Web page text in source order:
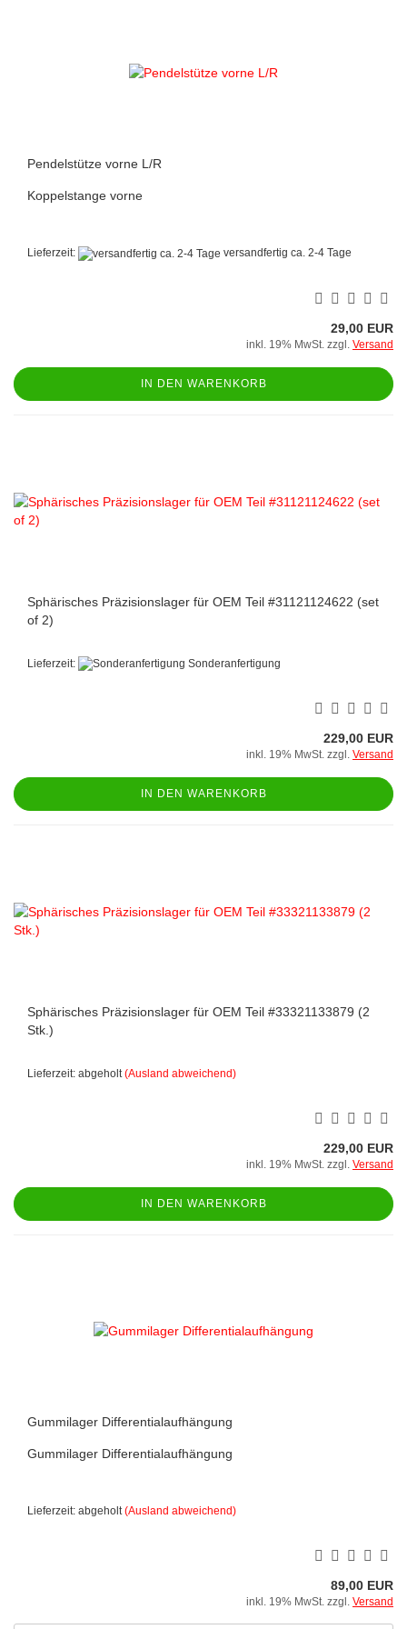
Pendelstütze vorne L/R
Koppelstange vorne
Lieferzeit: versandfertig ca. 2-4 Tage
29,00 EUR
inkl. 19% MwSt. zzgl. Versand
IN DEN WARENKORB
Sphärisches Präzisionslager für OEM Teil #31121124622 (set
of 2)
Lieferzeit: Sonderanfertigung
229,00 EUR
inkl. 19% MwSt. zzgl. Versand
IN DEN WARENKORB
Sphärisches Präzisionslager für OEM Teil #33321133879 (2
Stk.)
Lieferzeit: abgeholt (Ausland abweichend)
229,00 EUR
inkl. 19% MwSt. zzgl. Versand
IN DEN WARENKORB
Gummilager Differentialaufhängung
Gummilager Differentialaufhängung
Lieferzeit: abgeholt (Ausland abweichend)
89,00 EUR
inkl. 19% MwSt. zzgl. Versand